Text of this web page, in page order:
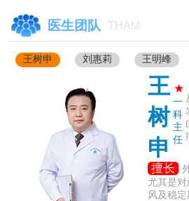
医生团队 THAM
王树申 刘惠莉 王明峰
王
树
申
★
一
科
主
任
擅长
尤其是
风及稳